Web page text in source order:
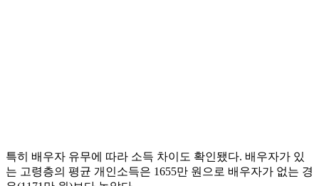
특히 배우자 유무에 따라 소득 차이도 확인됐다. 배우자가 있
는 고령층의 평균 개인소득은 1655만 원으로 배우자가 없는 경